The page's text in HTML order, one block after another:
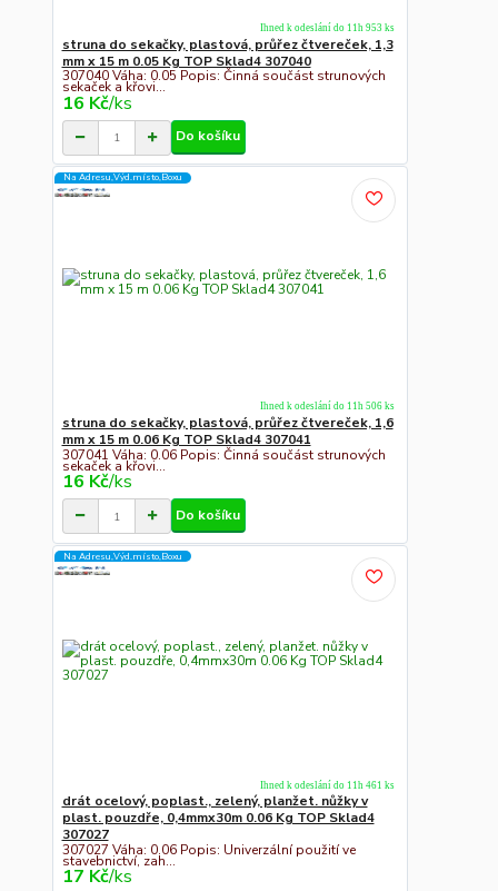
struna do sekačky, plastová, průřez čtvereček, 1,3
mm x 15 m 0.05 Kg TOP Sklad4 307040
307040 Váha: 0.05 Popis: Činná součást strunových
sekaček a křovi...
16 Kč/ks
Ihned k odeslání do 11h 953 ks
Do košíku
Na Adresu,Výd.místo,Boxu
struna do sekačky, plastová, průřez čtvereček, 1,6
mm x 15 m 0.06 Kg TOP Sklad4 307041
307041 Váha: 0.06 Popis: Činná součást strunových
sekaček a křovi...
16 Kč/ks
Ihned k odeslání do 11h 506 ks
Do košíku
Na Adresu,Výd.místo,Boxu
drát ocelový, poplast., zelený, planžet. nůžky v
plast. pouzdře, 0,4mmx30m 0.06 Kg TOP Sklad4
307027
307027 Váha: 0.06 Popis: Univerzální použití ve
stavebnictví, zah...
17 Kč/ks
Ihned k odeslání do 11h 461 ks